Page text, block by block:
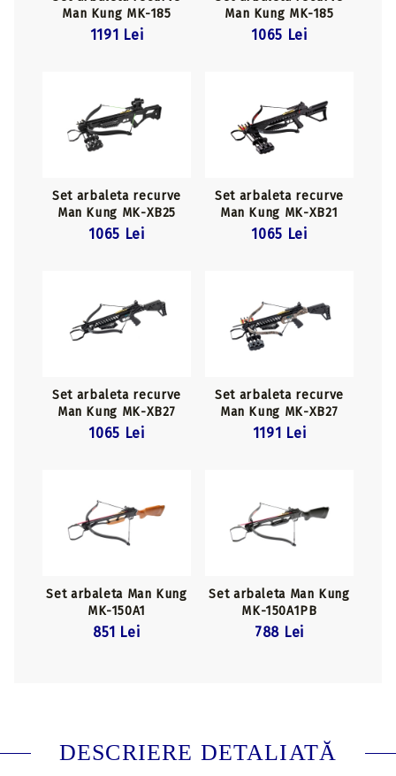
Man Kung MK-185
Brandon Camo
1191 Lei
Man Kung MK-185
Brandon Black
1065 Lei
Set arbaleta recurve
Man Kung MK-XB25
Black
1065 Lei
Set arbaleta recurve
Man Kung MK-XB21
Black
1065 Lei
Set arbaleta recurve
Man Kung MK-XB27
Black
1065 Lei
Set arbaleta recurve
Man Kung MK-XB27
Camo
1191 Lei
Set arbaleta Man Kung
MK-150A1
851 Lei
Set arbaleta Man Kung
MK-150A1PB
788 Lei
DESCRIERE DETALIATĂ